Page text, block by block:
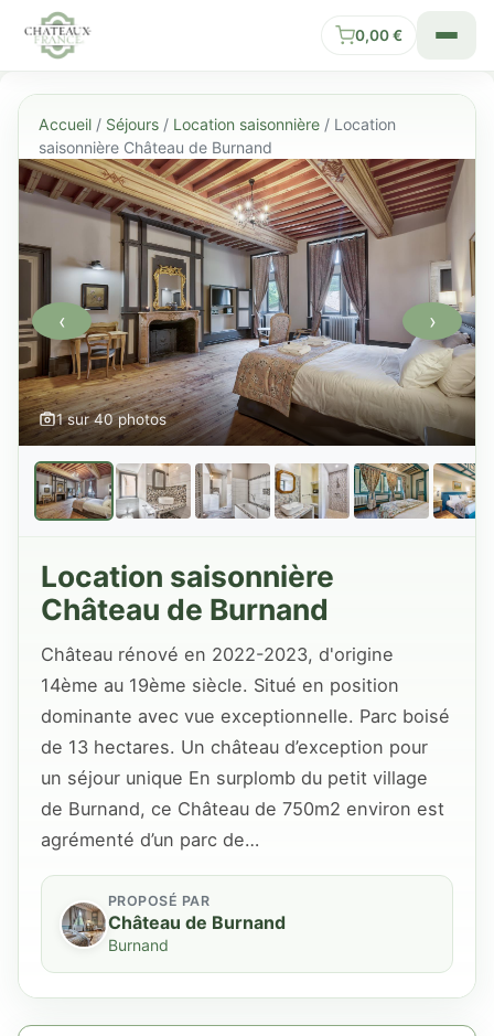
0,00€
Accueil / Séjours / Location saisonnière / Location
saisonnière Château de Burnand
1 sur 40 photos
‹ ›
Location saisonnière
Château de Burnand
Château rénové en 2022-2023, d'origine
14ème au 19ème siècle. Situé en position
dominante avec vue exceptionnelle. Parc boisé
de 13 hectares. Un château d’exception pour
un séjour unique En surplomb du petit village
de Burnand, ce Château de 750m2 environ est
agrémenté d’un parc de…
PROPOSÉ PAR
Château de Burnand
Burnand